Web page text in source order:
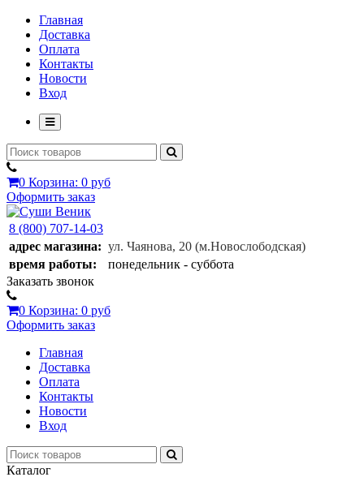
Главная
Доставка
Оплата
Контакты
Новости
Вход
0 Корзина: 0 руб
Оформить заказ
8 (800) 707-14-03
адрес магазина: ул. Чаянова, 20 (м.Новослободская)
время работы:
понедельник - суббота
Заказать звонок
0 Корзина: 0 руб
Оформить заказ
Главная
Доставка
Оплата
Контакты
Новости
Вход
Каталог